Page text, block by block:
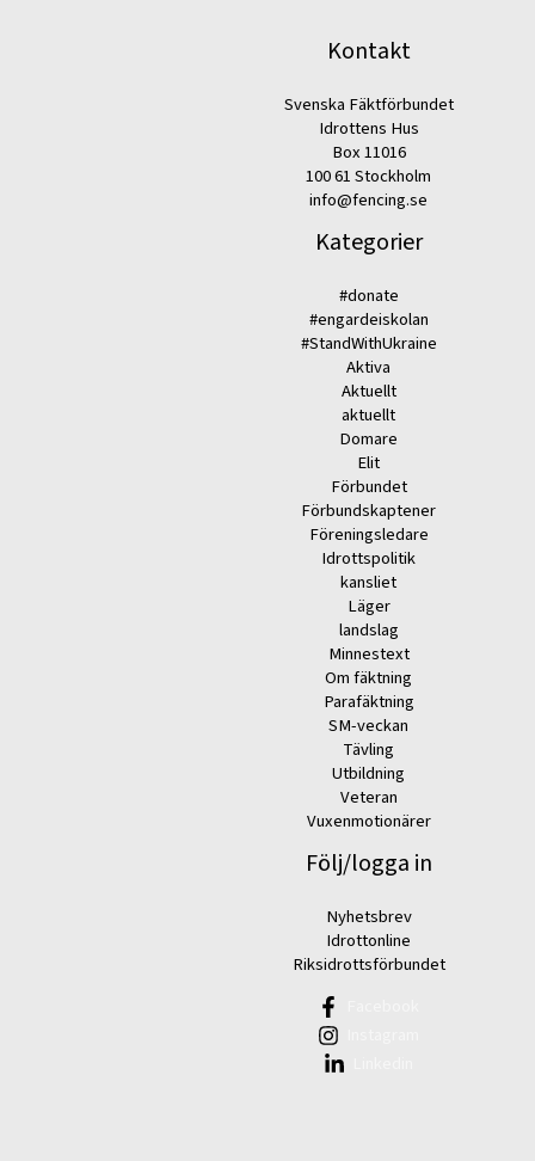
Kontakt
Svenska Fäktförbundet
Idrottens Hus
Box 11016
100 61 Stockholm
info@fencing.se
Kategorier
#donate
#engardeiskolan
#StandWithUkraine
Aktiva
Aktuellt
aktuellt
Domare
Elit
Förbundet
Förbundskaptener
Föreningsledare
Idrottspolitik
kansliet
Läger
landslag
Minnestext
Om fäktning
Parafäktning
SM-veckan
Tävling
Utbildning
Veteran
Vuxenmotionärer
Följ/logga in
Nyhetsbrev
Idrottonline
Riksidrottsförbundet